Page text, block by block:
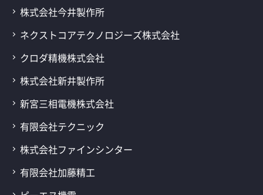
株式会社今井製作所
ネクストコアテクノロジーズ株式会社
クロダ精機株式会社
株式会社新井製作所
新宮三相電機株式会社
有限会社テクニック
株式会社ファインシンター
有限会社加藤精工